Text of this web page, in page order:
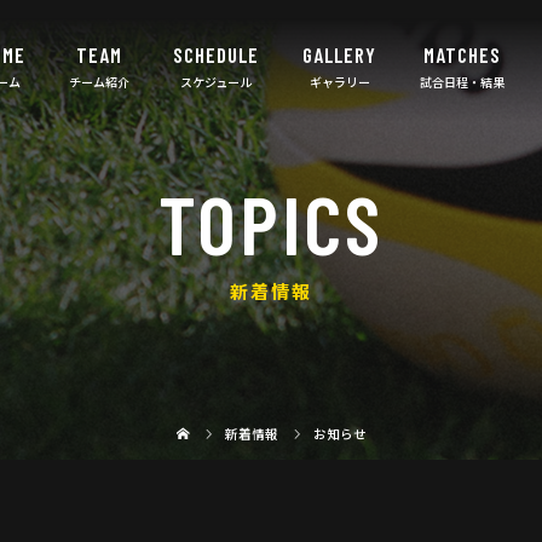
TEAM SCHEDULE GALLERY MATCHES
TOPICS
新着情報
新着情報 お知らせ